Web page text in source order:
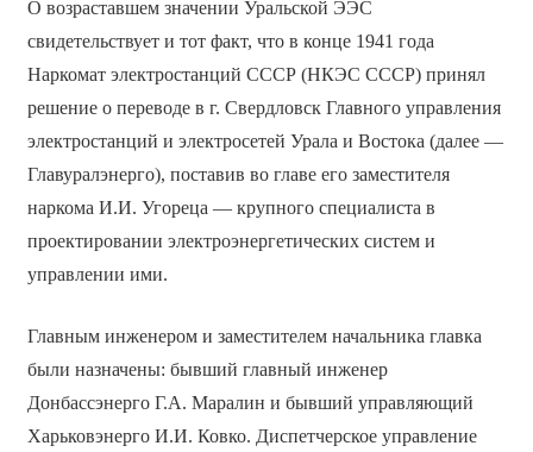
О возраставшем значении Уральской ЭЭС
свидетельствует и тот факт, что в конце 1941 года
Наркомат электростанций СССР (НКЭС СССР) принял
решение о переводе в г. Свердловск Главного управления
электростанций и электросетей Урала и Востока (далее —
Главуралэнерго), поставив во главе его заместителя
наркома И.И. Угореца — крупного специалиста в
проектировании электроэнергетических систем и
управлении ими.
Главным инженером и заместителем начальника главка
были назначены: бывший главный инженер
Донбассэнерго Г.А. Маралин и бывший управляющий
Харьковэнерго И.И. Ковко. Диспетчерское управление